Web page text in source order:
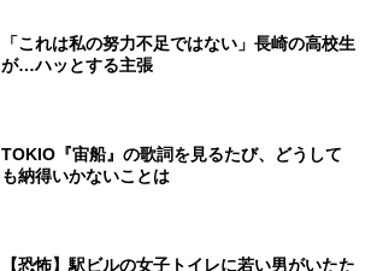
「これは私の努力不足ではない」長崎の高校生
が…ハッとする主張
TOKIO『宙船』の歌詞を見るたび、どうして
も納得いかないことは
【恐怖】駅ビルの女子トイレに若い男がいたた